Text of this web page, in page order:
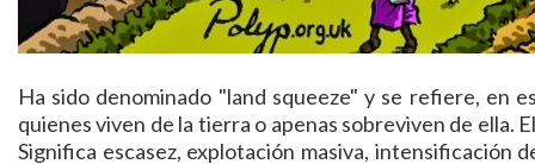
Ha sido denominado "land squeeze" y se refiere, en
quienes viven de la tierra o apenas sobreviven de ella.
Significa escasez, explotación masiva, intensificación